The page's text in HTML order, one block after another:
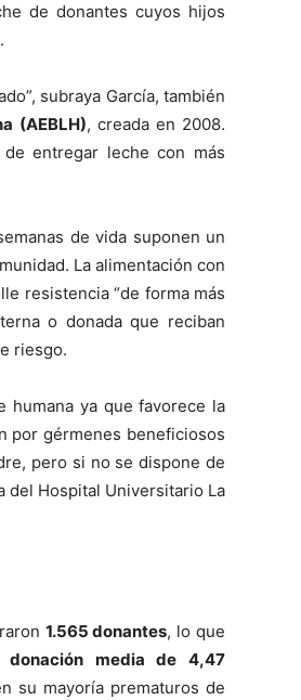
de donantes cuyos hijos
subraya García, también
(AEBLH), creada en 2008­.
entregar leche con más
de vida suponen un
La alimentación con
resistencia “de forma más
o donada que reciban
riesgo.
humana ya que favorece la
por gérmenes beneficiosos
pero si no se dispone de
del Hospital Universitario La
1.565 donantes, lo que
media de 4,47
su mayoría prematuros de